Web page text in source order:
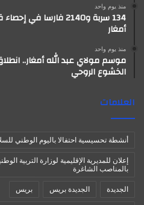
منذ يوم واحد
134 سربة و2140
أمغار
منذ يوم واحد
موسم مولاي عبد الله أمغار..
الخشوع الروحي
العلامات
أنشطة تحسيسية احتفالا باليوم الوطني
إعلان للمديرية الإقليمية لوزارة التربية
بالمناصب الشاغرة
الجديدة الجديدة بريس بريس